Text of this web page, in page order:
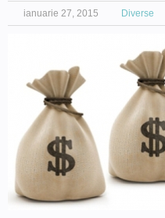
ianuarie 27, 2015 Diverse